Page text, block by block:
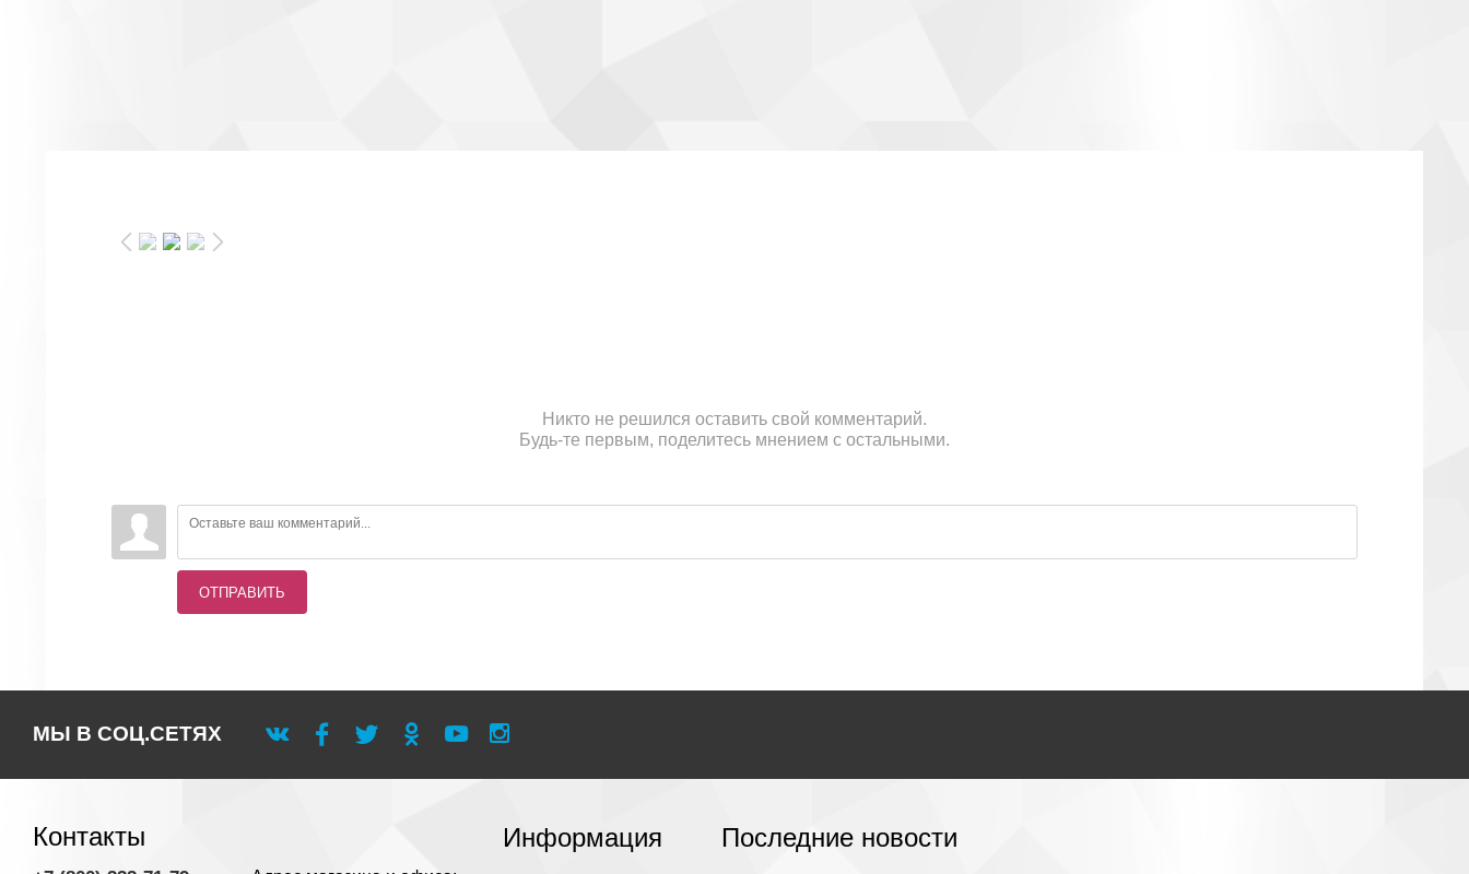
Никто не решился оставить свой комментарий.
Будь-те первым, поделитесь мнением с остальными.
ОТПРАВИТЬ
МЫ В СОЦ.СЕТЯХ
Контакты Информация Последние новости